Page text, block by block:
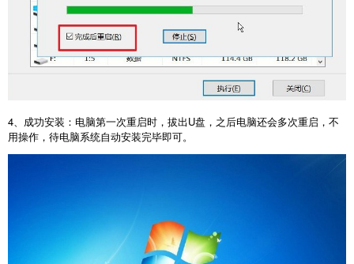
4 、成功安装：电脑第一次重启时，拔出U盘，之后电脑还会多次重启，不
用操作，待电脑系统自动安装完毕即可。